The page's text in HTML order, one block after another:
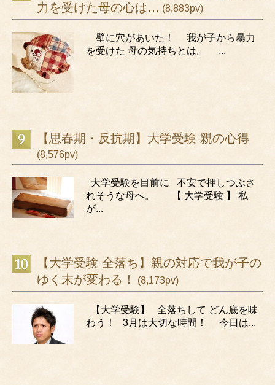
力を受けた母の心は… (8,883pv)
壁に穴があいた！ 我が子から暴力
を受けた 母の気持ちとは。 ...
【思春期・反抗期】大学受験 親の心得
(8,576pv)
大学受験を目前に 不安で押しつぶさ
れそうな母へ。 【 大学受験 】 私
が...
【大学受験 全落ち】親の対応で我が子の
ゆく末が変わる！
(8,173pv)
【大学受験】 全落ちして どん底を味
わう！ 3月は大切な時間！ 今日は...